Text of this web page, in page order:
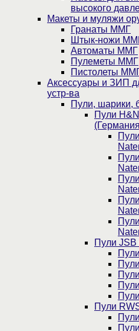
высокого
Макеты и муляжи
Гранаты ММГ
Штык-ножи
Автоматы ММГ
Пулеметы ММГ
Пистолеты
Аксессуары и ЗИП
устр-ва
Пули, шарики,
Пули
Пули JSB
Пули